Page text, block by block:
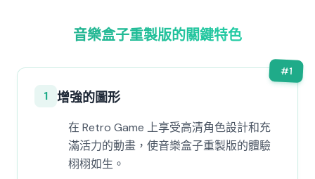
音樂盒子重製版的關鍵特色
#1
1 增強的圖形
在 Retro Game 上享受高清角色設計和充
滿活力的動畫，使音樂盒子重製版的體驗
栩栩如生。